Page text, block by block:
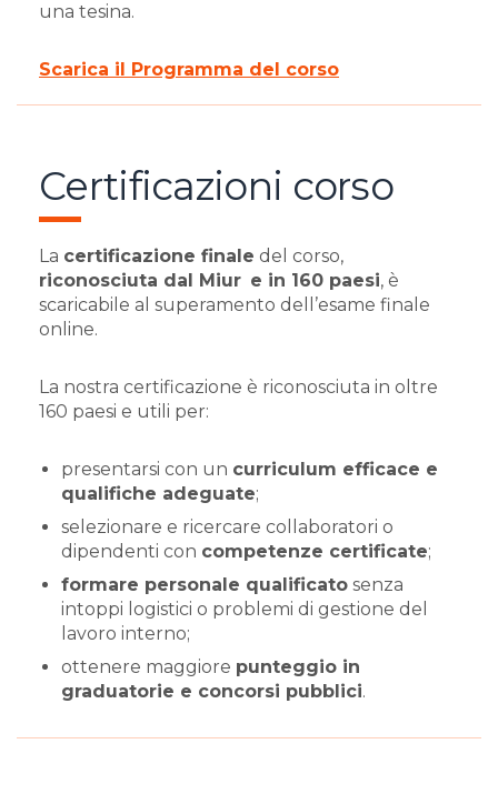
una tesina.
Scarica il Programma del corso
Certificazioni corso
La certificazione finale del corso,
riconosciuta dal Miur e in 160 paesi, è
scaricabile al superamento dell’esame finale
online.
La nostra certificazione è riconosciuta in oltre
160 paesi e utili per:
presentarsi con un curriculum efficace e
qualifiche adeguate;
selezionare e ricercare collaboratori o
dipendenti con competenze certificate;
formare personale qualificato senza
intoppi logistici o problemi di gestione del
lavoro interno;
ottenere maggiore punteggio in
graduatorie e concorsi pubblici.